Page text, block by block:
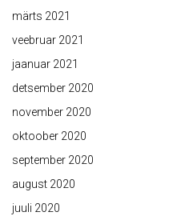
märts 2021
veebruar 2021
jaanuar 2021
detsember 2020
november 2020
oktoober 2020
september 2020
august 2020
juuli 2020